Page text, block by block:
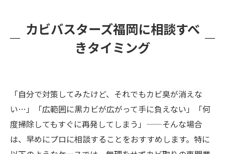
カビバスターズ福岡に相談すべ
きタイミング
「自分で対策してみたけど、それでもカビ臭が消えな
い…」「広範囲に黒カビが広がって手に負えない」「何
度掃除してもすぐに再発してしまう」——そんな場合
は、早めにプロに相談することをおすすめします。特に